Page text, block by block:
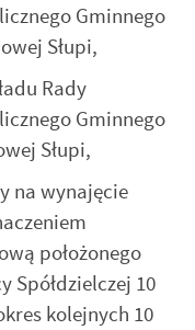
Gminnego
Słupi,
Rady
Gminnego
Słupi,
na wynajęcie
położonego
Spółdzielczej 10
kolejnych 10